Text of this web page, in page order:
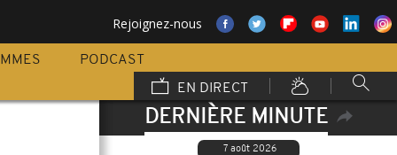
Rejoignez-nous
PODCAST
EN DIRECT
DERNIÈRE MINUTE
7 août 2026